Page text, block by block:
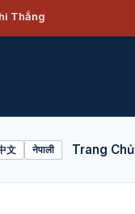
Thắng
文 नेपाली Trang Chủ